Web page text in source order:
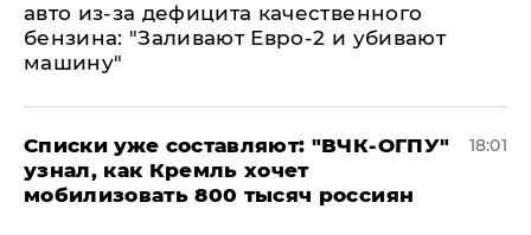
авто из-за дефицита качественного
бензина: "Заливают Евро-2 и убивают
машину"
Списки уже составляют: "ВЧК-ОГПУ"
узнал, как Кремль хочет
мобилизовать 800 тысяч россиян
18:01